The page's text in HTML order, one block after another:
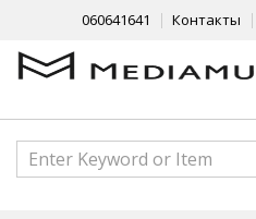
060641641 Контакты